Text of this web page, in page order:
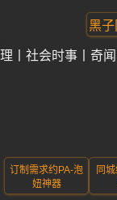
黑子
社会时事 奇
订制需求约PA-泡
妞神器
同